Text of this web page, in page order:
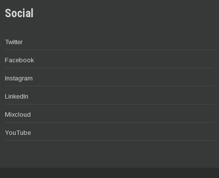
Social
Twitter
Facebook
Instagram
LinkedIn
Mixcloud
YouTube